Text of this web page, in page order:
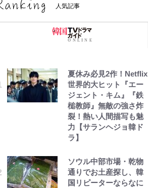
人気記事
夏休み必見2作！Netflix
世界的大ヒット『エー
ジェント・キム』『鉄
槌教師』無敵の強さ炸
裂！熱い人間描写も魅
力【サランヘジョ韓ド
ラ】
ソウル中部市場・乾物
通りでお土産探し、韓
国リピーターならなに